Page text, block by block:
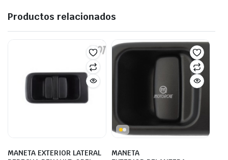
Productos relacionados
MANETA EXTERIOR LATERAL
MANETA